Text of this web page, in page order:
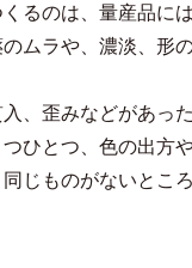
るのは、量産品に
ムラや、濃淡、形
、歪みなどがあっ
ひとつ、色の出方
じものがないとこ